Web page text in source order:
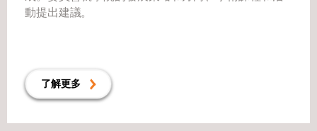
動提出建議。
了解更多